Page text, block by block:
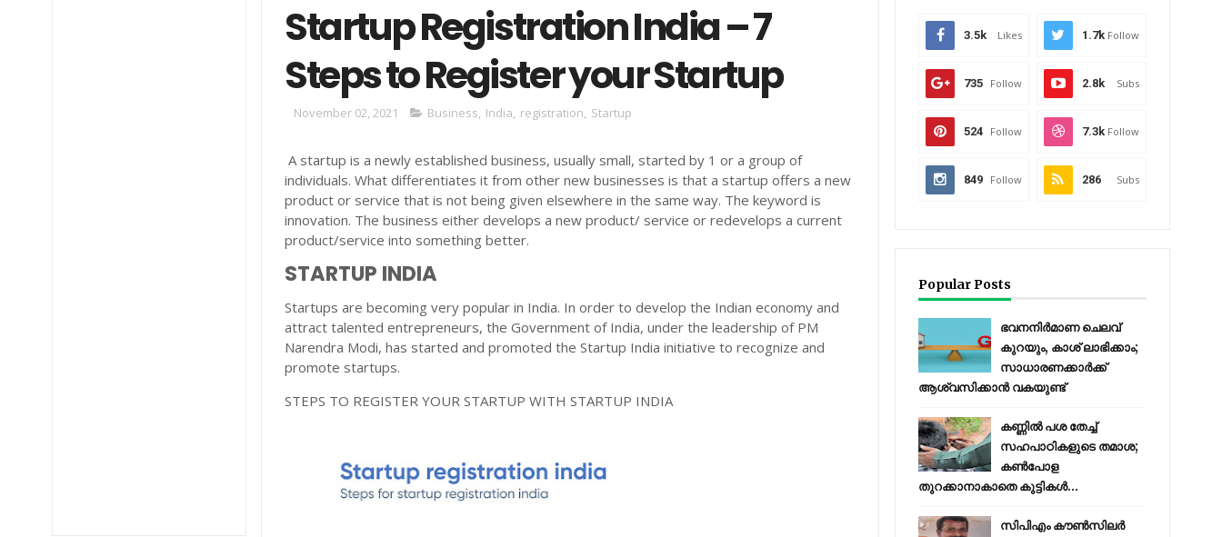
Startup Registration India – 7
Steps to Register your Startup
November 02, 2021 Business, India, registration, Startup
A startup is a newly established business, usually small, started by 1 or a group of
individuals. What differentiates it from other new businesses is that a startup offers a new
product or service that is not being given elsewhere in the same way. The keyword is
innovation. The business either develops a new product/ service or redevelops a current
product/service into something better.
STARTUP INDIA
Startups are becoming very popular in India. In order to develop the Indian economy and
attract talented entrepreneurs, the Government of India, under the leadership of PM
Narendra Modi, has started and promoted the Startup India initiative to recognize and
promote startups.
STEPS TO REGISTER YOUR STARTUP WITH STARTUP INDIA
3.5k Likes 1.7k Follow
735 Follow 2.8k Subs
524 Follow 7.3k Follow
849 Follow 286 Subs
Popular Posts
ഭവനനിർമാണ ചെലവ്
കുറയും, കാശ് ലാഭിക്കാം;
സാധാരണക്കാർക്ക്
ആശ്വസിക്കാൻ വകയുണ്ട്
കണ്ണിൽ പശ തേച്ച്
സഹപാഠികളുടെ തമാശ;
കൺപോള
തുറക്കാനാകാതെ കുട്ടികൾ...
സിപിഎം കൗണ്‍സിലര്‍